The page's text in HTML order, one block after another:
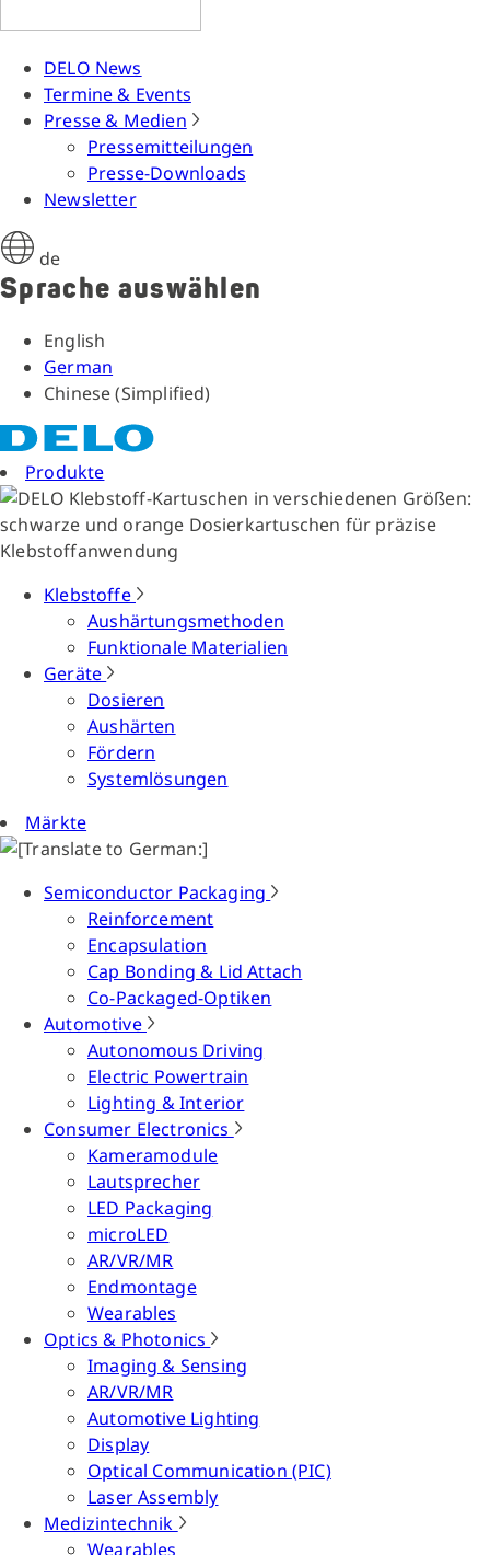
DELO News
Termine & Events
Presse & Medien
Pressemitteilungen
Presse-Downloads
Newsletter
de
Sprache auswählen
English
German
Chinese (Simplified)
Produkte
Klebstoffe
Aushärtungsmethoden
Funktionale Materialien
Geräte
Dosieren
Aushärten
Fördern
Systemlösungen
Märkte
Semiconductor Packaging
Reinforcement
Encapsulation
Cap Bonding & Lid Attach
Co-Packaged-Optiken
Automotive
Autonomous Driving
Electric Powertrain
Lighting & Interior
Consumer Electronics
Kameramodule
Lautsprecher
LED Packaging
microLED
AR/VR/MR
Endmontage
Wearables
Optics & Photonics
Imaging & Sensing
AR/VR/MR
Automotive Lighting
Display
Optical Communication (PIC)
Laser Assembly
Medizintechnik
Wearables